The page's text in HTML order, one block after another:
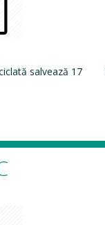
salvează 17